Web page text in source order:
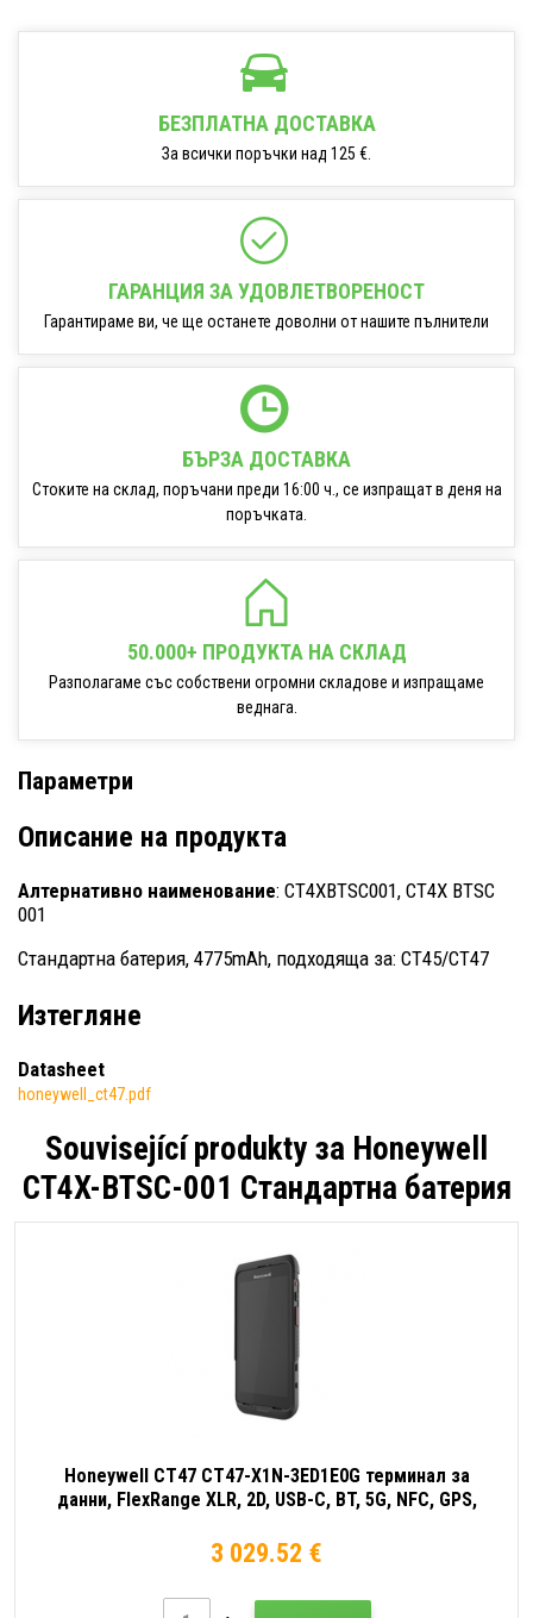
БЕЗПЛАТНА ДОСТАВКА
За всички поръчки над 125 €.
ГАРАНЦИЯ ЗА УДОВЛЕТВОРЕНОСТ
Гарантираме ви, че ще останете доволни от нашите пълнители
БЪРЗА ДОСТАВКА
Стоките на склад, поръчани преди 16:00 ч., се изпращат в деня на
поръчката.
50.000+ ПРОДУКТА НА СКЛАД
Разполагаме със собствени огромни складове и изпращаме
веднага.
Параметри
Описание на продукта
Алтернативно наименование: CT4XBTSC001, CT4X BTSC
001
Стандартна батерия, 4775mAh, подходяща за: CT45/CT47
Изтегляне
Datasheet
honeywell_ct47.pdf
Související produkty за Honeywell
CT4X-BTSC-001 Стандартна батерия
Honeywell CT47 CT47-X1N-3ED1E0G терминал за
данни, FlexRange XLR, 2D, USB-C, BT, 5G, NFC, GPS,
3 029.52 €